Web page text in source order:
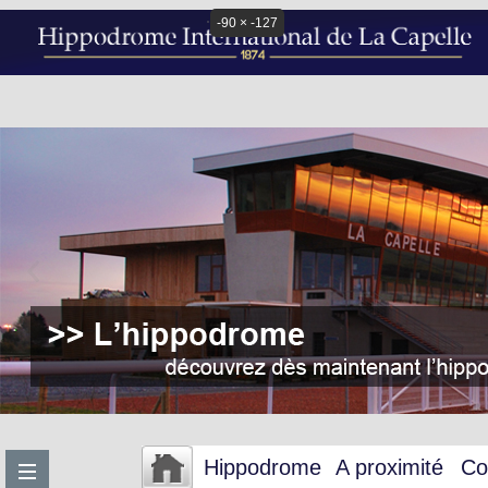
Hippodrome A proximité
-90 × -127